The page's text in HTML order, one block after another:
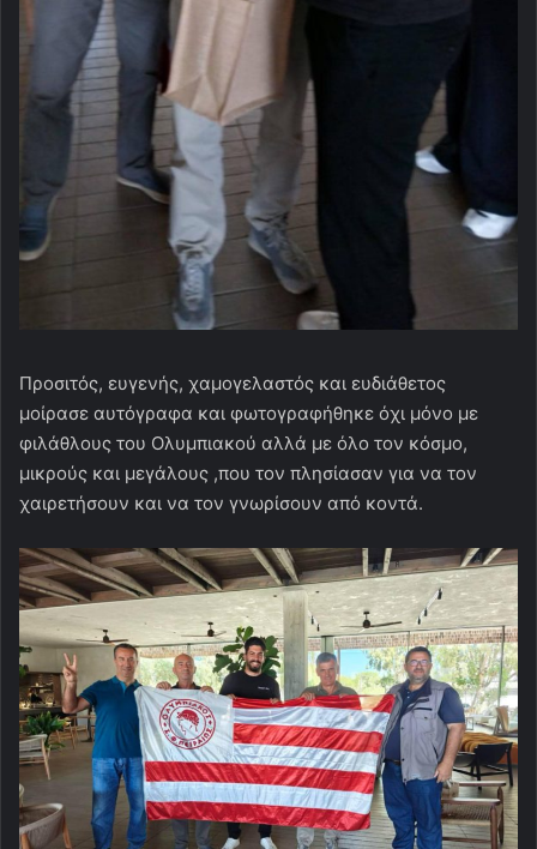
Προσιτός, ευγενής, χαμογελαστός και ευδιάθετος
μοίρασε αυτόγραφα και φωτογραφήθηκε όχι μόνο με
φιλάθλους του Ολυμπιακού αλλά με όλο τον κόσμο,
μικρούς και μεγάλους ,που τον πλησίασαν για να τον
χαιρετήσουν και να τον γνωρίσουν από κοντά.